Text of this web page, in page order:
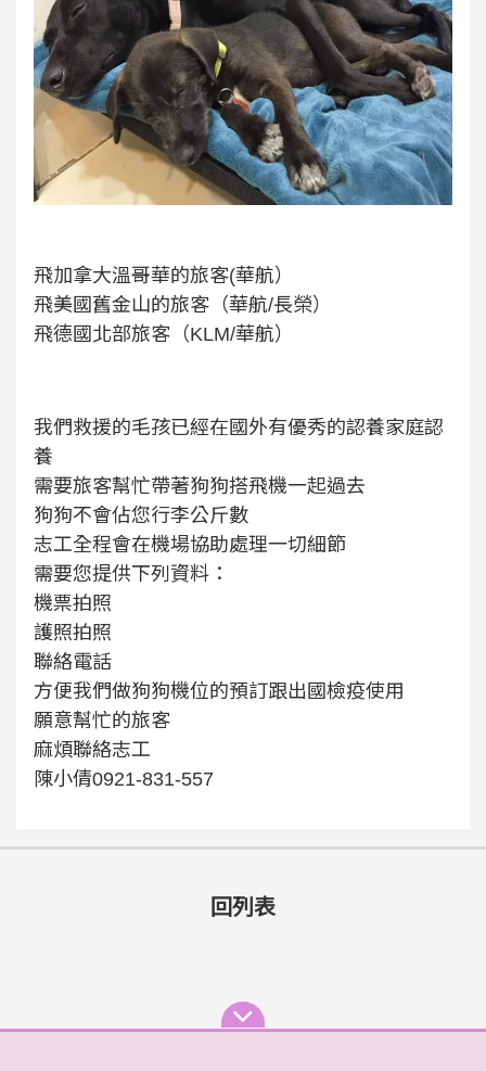
飛加拿大溫哥華的旅客(華航）
飛美國舊金山的旅客（華航/長榮）
飛德國北部旅客（KLM/華航）
我們救援的毛孩已經在國外有優秀的認養家庭認
養
需要旅客幫忙帶著狗狗搭飛機一起過去
狗狗不會佔您行李公斤數
志工全程會在機場協助處理一切細節
需要您提供下列資料：
機票拍照
護照拍照
聯絡電話
方便我們做狗狗機位的預訂跟出國檢疫使用
願意幫忙的旅客
麻煩聯絡志工
陳小倩0921-831-557
回列表